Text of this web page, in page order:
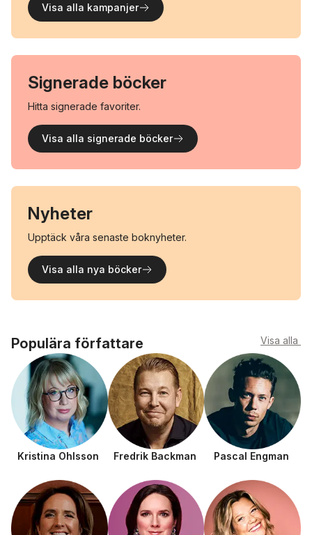
Visa alla kampanjer
Signerade böcker
Hitta signerade favoriter.
Visa alla signerade böcker
Nyheter
Upptäck våra senaste boknyheter.
Visa alla nya böcker
Populära författare Visa alla
Kristina Ohlsson Fredrik Backman Pascal Engman